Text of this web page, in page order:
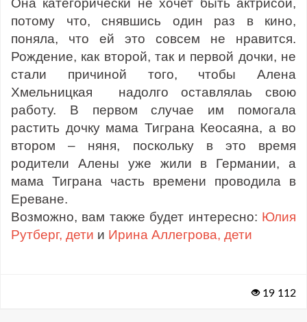
Она категорически не хочет быть актрисой,
потому что, снявшись один раз в кино,
поняла, что ей это совсем не нравится.
Рождение, как второй, так и первой дочки, не
стали причиной того, чтобы Алена
Хмельницкая надолго оставлялаь свою
работу. В первом случае им помогала
растить дочку мама Тиграна Кеосаяна, а во
втором – няня, поскольку в это время
родители Алены уже жили в Германии, а
мама Тиграна часть времени проводила в
Ереване.
Возможно, вам также будет интересно: Юлия
Рутберг, дети и Ирина Аллегрова, дети
19 112